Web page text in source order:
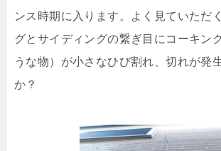
ンス時期に入ります。よく見ていただ
グとサイディングの繋ぎ目にコーキン
うな物）が小さなひび割れ、切れが発
か？